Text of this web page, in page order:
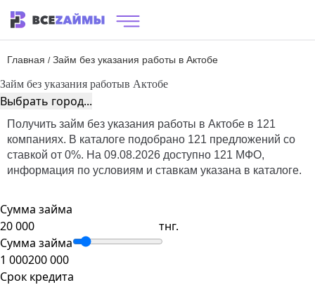
Главная / Займ без указания работы в Актобе
Займ без указания работыв Актобе
Выбрать город...
Получить займ без указания работы в Актобе в 121
компаниях. В каталоге подобрано 121 предложений со
ставкой от 0%. На 09.08.2026 доступно 121 МФО,
информация по условиям и ставкам указана в каталоге.
Сумма займа
тнг.
Сумма займа
1 000200 000
Срок кредита